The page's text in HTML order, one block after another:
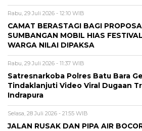
Rabu, 29 Juli 2026 - 12:10 WIB
CAMAT BERASTAGI BAGI
SUMBANGAN MOBIL HIAS
WARGA NILAI DIPAKSA
Rabu, 29 Juli 2026 - 11:37 WIB
Satresnarkoba Polres Batu Bara
Tindaklanjuti Video Viral Dugaan
Indrapura
Selasa, 28 Juli 2026 - 21:55 WIB
JALAN RUSAK DAN PIPA AIR